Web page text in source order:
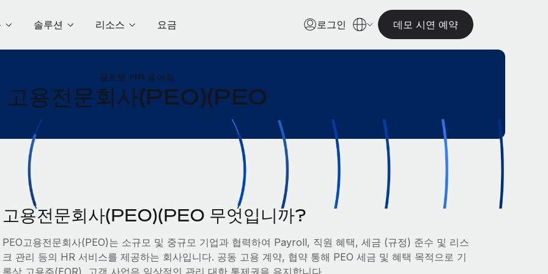
솔루션 리소스 요금 로그인 데모 시연 예약
글로벌 HR 용어집
고용전문회사(PEO)(PEO
고용전문회사(PEO)(PEO 무엇입니까?
PEO고용전문회사(PEO)는 소규모 및 중규모 기업과 협력하여 Payroll, 직원 혜택, 세금 (규정) 준수 및 리스
크 관리 등의 HR 서비스를 제공하는 회사입니다. 공동 고용 계약, 협약 통해 PEO 세금 및 혜택 목적으로 기
록상 고용주(EOR), 고객 사업은 일상적인 관리 대한 통제권을 유지합니다.